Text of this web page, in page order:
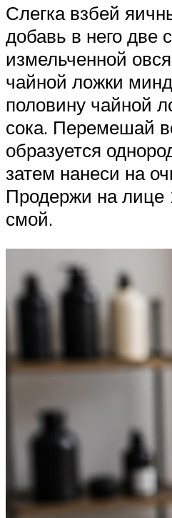
Слегка взбей
добавь в него две
измельченной
чайной ложки
половину чайной
сока. Перемешай
образуется
затем нанеси на
Продержи на лице
смой.